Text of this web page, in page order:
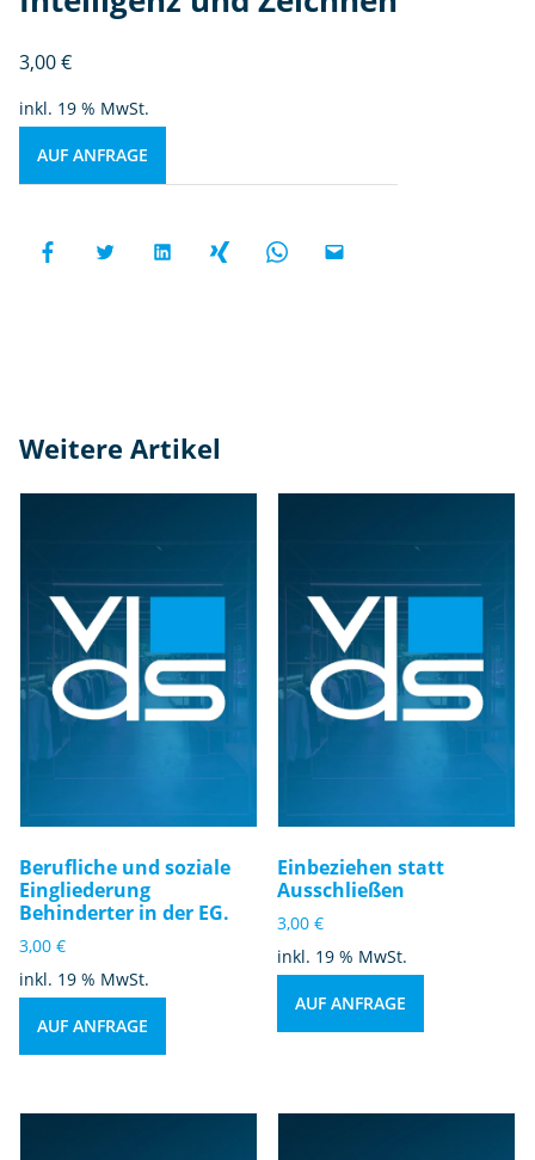
3,00€
inkl. 19 % MwSt.
AUF ANFRAGE
Weitere Artikel
Berufliche und soziale
Eingliederung
Behinderter in der EG.
3,00 €
inkl. 19 % MwSt.
AUF ANFRAGE
Einbeziehen statt
Ausschließen
3,00€
inkl. 19 % MwSt.
AUF ANFRAGE